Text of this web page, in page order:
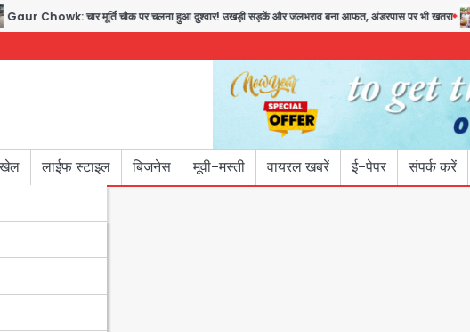
Chowk: चार मूर्ति चौक पर चलना हुआ दुश्वार! उखड़ी सड़कें और जलभराव बना आफत, अंडरपास पर भी खतरा
खेल लाईफ स्टाइल बिजनेस मूवी-मस्ती वायरल खबरें ई-पेपर संपर्क करें